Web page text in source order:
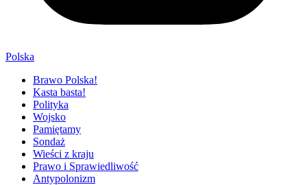
Polska
Brawo Polska!
Kasta basta!
Polityka
Wojsko
Pamiętamy
Sondaż
Wieści z kraju
Prawo i Sprawiedliwość
Antypolonizm